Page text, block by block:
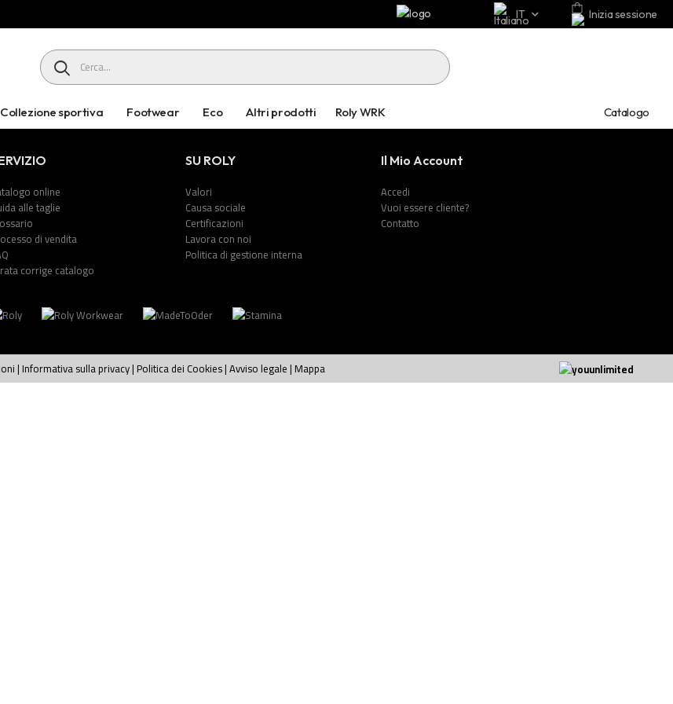
IT Inizia sessione
HEADER SEARCH BUTTON
Collezione sportiva Footwear Eco Altri prodotti Roly WRK Catalogo